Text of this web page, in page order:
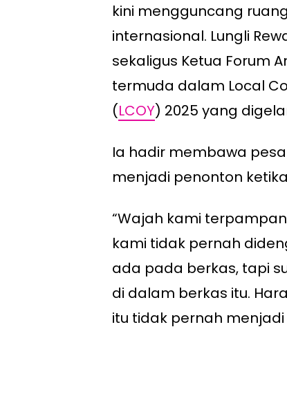
kini mengguncang
internasional. Lungli
sekaligus Ketua Forum
termuda dalam Local
(LCOY) 2025 yang
Ia hadir membawa
menjadi penonton
“Wajah kami
kami tidak pernah
ada pada berkas, tapi
di dalam berkas itu.
itu tidak pernah menjadi